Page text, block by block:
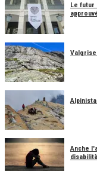
Le futur
Anche
disabilità